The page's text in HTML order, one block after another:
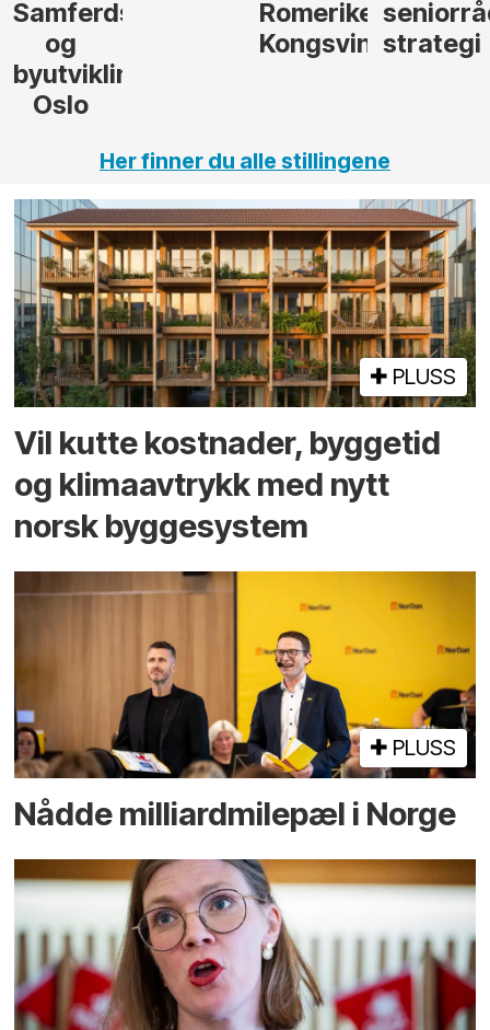
Kongsvinger
seniorrådgiver
strategi
i Gulen
Her finner du alle stillingene
PLUSS
Vil kutte kostnader, byggetid
og klima­avtrykk med nytt
norsk bygge­system
PLUSS
Nådde milliard­­milepæl i Norge